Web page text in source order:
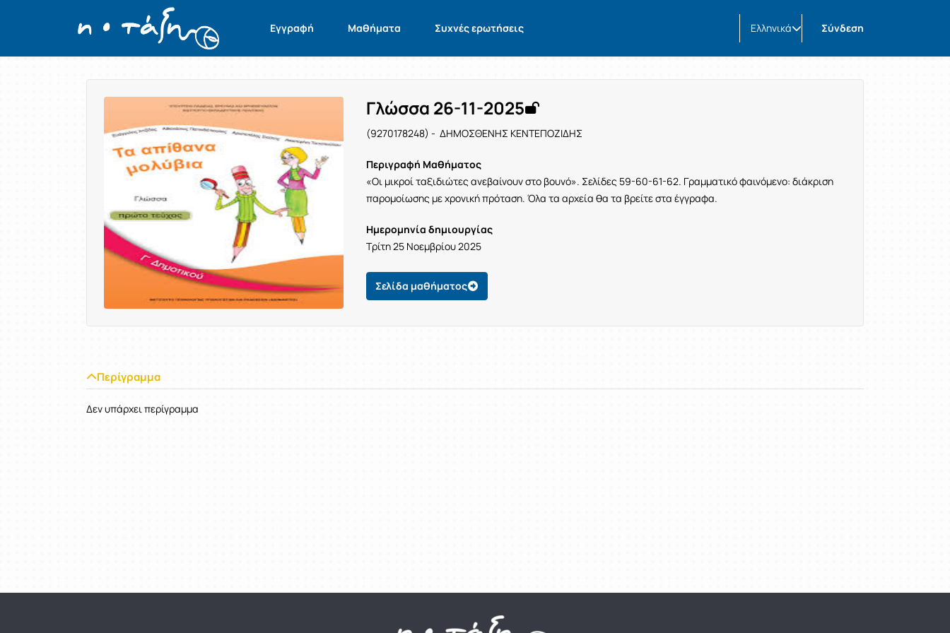
Εγγραφή Μαθήματα Συχνές ερωτήσεις Ελληνικά Σύνδεση
Παρουσίαση/Προβολή
Γλώσσα 26-11-2025
(9270178248) - ΔΗΜΟΣΘΕΝΗΣ ΚΕΝΤΕΠΟΖΙΔΗΣ
Περιγραφή Μαθήματος
«Οι μικροί ταξιδιώτες ανεβαίνουν στο βουνό». Σελίδες 59-60-61-62. Γραμματικό φαινόμενο: διάκριση
παρομοίωσης με χρονική πρόταση. Όλα τα αρχεία θα τα βρείτε στα έγγραφα.
Ημερομηνία δημιουργίας
Τρίτη 25 Νοεμβρίου 2025
Σελίδα μαθήματος
Περίγραμμα
Δεν υπάρχει περίγραμμα